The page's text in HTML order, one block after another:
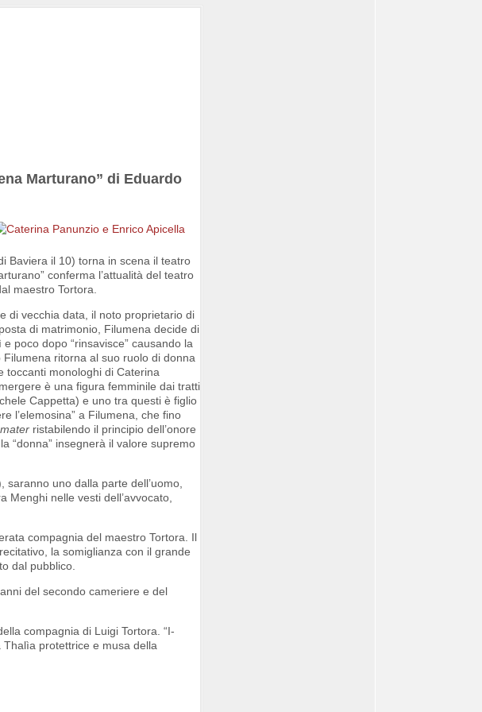
Marturano” di Eduardo
Baviera il 10) torna in scena il teatro
conferma l’attualità del teatro
maestro Tortora.
di vecchia data, il noto proprietario di
di matrimonio, Filumena decide di
poco dopo “rinsavisce” causando la
ritorna al suo ruolo di donna
toccanti monologhi di Caterina
è una figura femminile dai tratti
Cappetta) e uno tra questi è figlio
l’elemosina” a Filumena, che fino
mater ristabilendo il principio dell’onore
“donna” insegnerà il valore supremo
uno dalla parte dell’uomo,
nelle vesti dell’avvocato,
compagnia del maestro Tortora. Il
la somiglianza con il grande
dal pubblico.
del secondo cameriere e del
compagnia di Luigi Tortora. “I-
protettrice e musa della